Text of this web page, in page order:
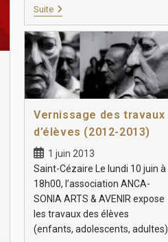
Suite
Vernissage des travaux
d’élèves (2012-2013)
1 juin 2013
Saint-Cézaire Le lundi 10 juin à
18h00, l’association ANCA-
SONIA ARTS & AVENIR expose
les travaux des élèves
(enfants, adolescents, adultes)